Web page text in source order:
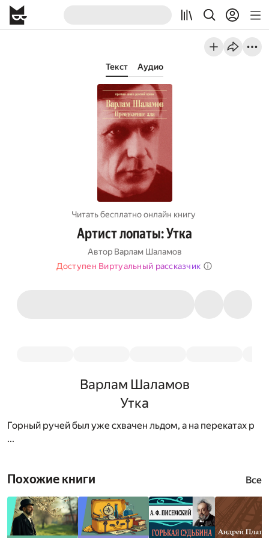
Текст Аудио
Читать бесплатно онлайн книгу
Артист лопаты: Утка
Автор Варлам Шаламов
Доступен Виртуальный рассказчик
Варлам Шаламов
Утка
Горный ручей был уже схвачен льдом, а на перекатах р
...
Похожие книги Все